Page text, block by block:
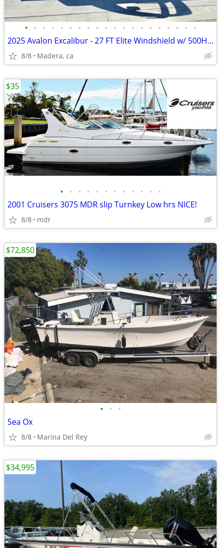
• • • • • • • • • • • • • • • • • • • •
2025 Avalon Excalibur - 27 FT Elite Windshield w/ 500HP Mercury Racing
8/8 Madera, ca
• • • • • • • • • • • •
2001 Cruisers 3075 MDR slip Turnkey Low hrs NICE!
8/8 mdr
$35
• • •
Sea Ox
8/8 Marina Del Rey
$72,850
$34,995